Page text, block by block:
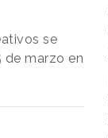
se
de marzo en